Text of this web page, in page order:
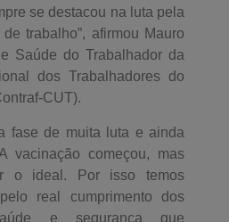
se destacou na luta pela
trabalho”, afirmou Mauro
Saúde do Trabalhador da
dos Trabalhadores do
CUT).
fase de muita luta e ainda
vacinação começou, mas
o ideal. Por isso temos
real cumprimento dos
e segurança que